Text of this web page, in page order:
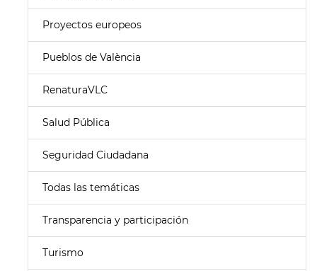
Proyectos europeos
Pueblos de València
RenaturaVLC
Salud Pública
Seguridad Ciudadana
Todas las temáticas
Transparencia y participación
Turismo